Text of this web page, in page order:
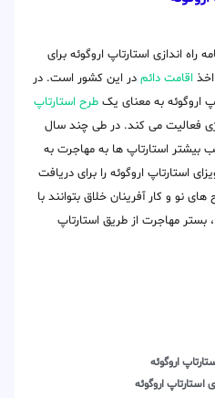
اندازی استارتاپ اروگوئه برای
اقامت دائم در این کشور است. در
اروگوئه به معنای یک طرح استارتاپ
فعالیت می کند. در طی چند سال
بیشتر استارتاپ ها به مهاجرت به
استارتاپ اروگوئه را برای دریافت
نو و کار آفرینان خلاق بتوانند با
بستر مهاجرت از طریق استارتاپ
اروگوئه
استارتاپ اروگوئه